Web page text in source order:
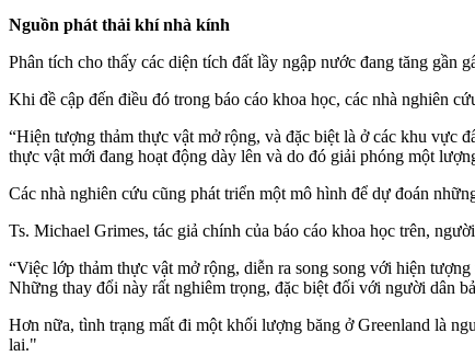
Nguồn phát thải khí nhà kính
Phân tích cho thấy các diện tích đất lầy ngập nước đang tăng
Khi đề cập đến điều đó trong báo cáo khoa học, các nhà nghiên
“Hiện tượng thảm thực vật mở rộng, và đặc biệt là ở các khu vực
thực vật mới đang hoạt động dày lên và do đó giải phóng một
Các nhà nghiên cứu cũng phát triển một mô hình để dự đoán
Ts. Michael Grimes, tác giả chính của báo cáo khoa học trên,
“Việc lớp thảm thực vật mở rộng, diễn ra song song với hiện
Những thay đổi này rất nghiêm trọng, đặc biệt đối với người dân
Hơn nữa, tình trạng mất đi một khối lượng băng ở Greenland là
lai."